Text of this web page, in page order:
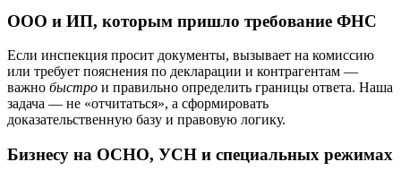
ООО и ИП, которым пришло требование ФНС
Если инспекция просит документы, вызывает на комиссию
или требует пояснения по декларации и контрагентам —
важно быстро и правильно определить границы ответа. Наша
задача — не «отчитаться», а сформировать
доказательственную базу и правовую логику.
Бизнесу на ОСНО, УСН и специальных режимах